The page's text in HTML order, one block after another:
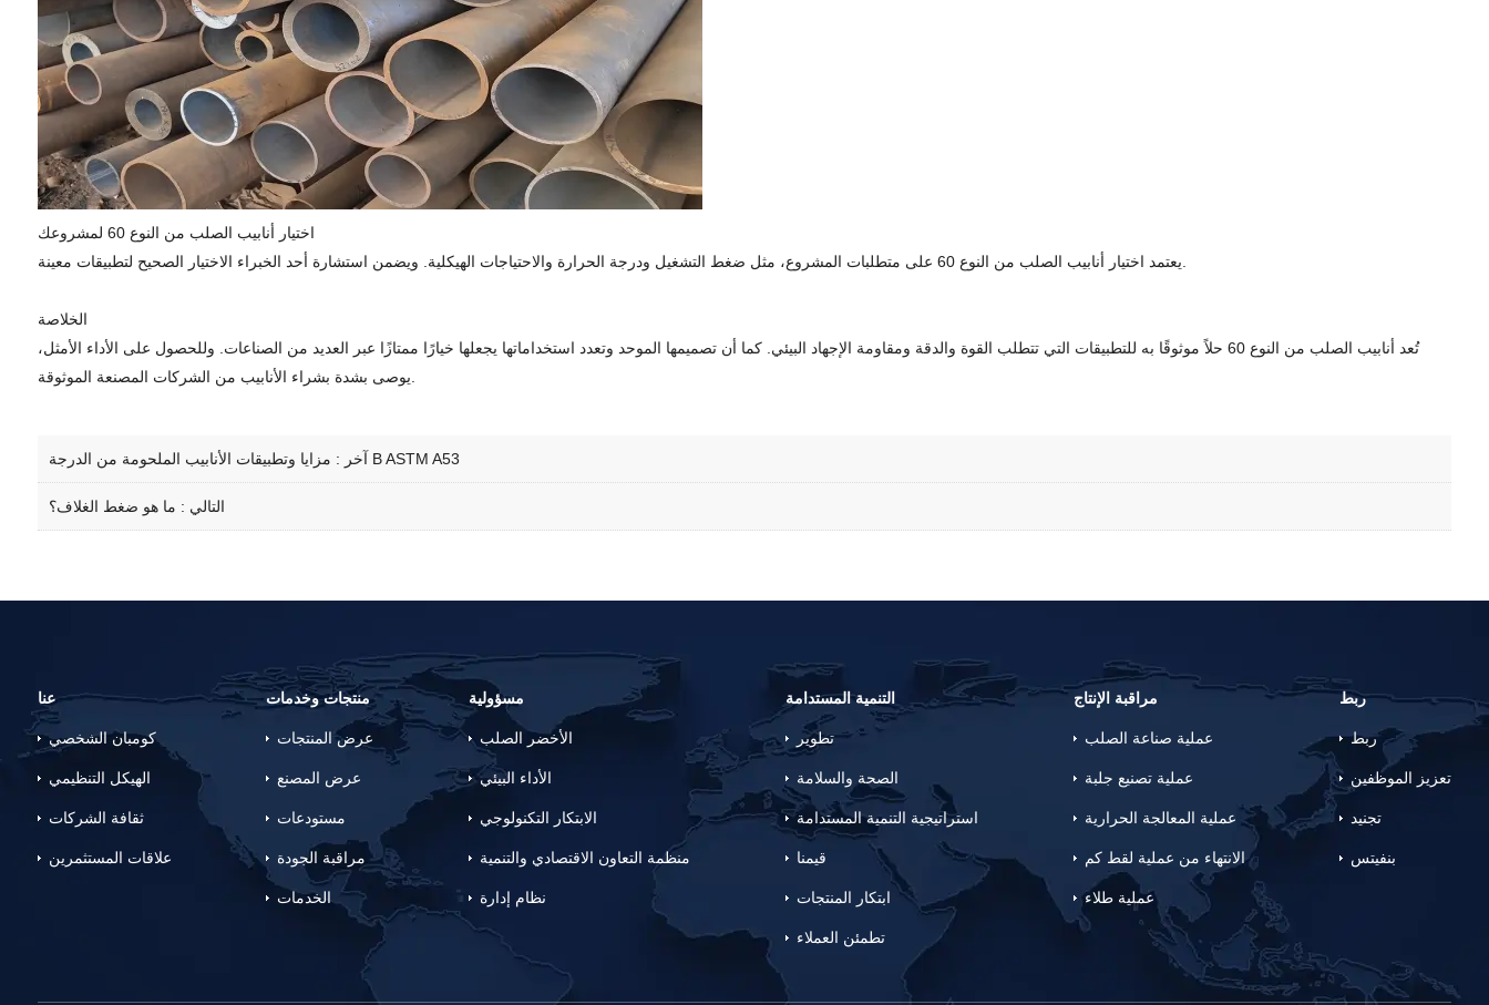
اختيار أنابيب الصلب من النوع 60 لمشروعك
الخلاصة
تُعد أنابيب الصلب من النوع 60 حلاً موثوقًا به للتطبيقات التي تتطلب القوة والدقة ومقاومة الإجهاد البيئي. كما أن تصميمها الموحد وتعدد استخداماتها يجعلها خيارًا ممتازًا عبر العديد من الصناعات. وللحصول على الأداء الأمثل،
آخر : مزايا وتطبيقات الأنابيب الملحومة من الدرجة B ASTM A53
التالي : ما هو ضغط الغلاف؟
عنا
كومبان الشخصي
الهيكل التنظيمي
ثقافة الشركات
علاقات المستثمرين
منتجات وخدمات
عرض المنتجات
عرض المصنع
مستودعات
مراقبة الجودة
الخدمات
مسؤولية
الأخضر الصلب
الأداء البيئي
الابتكار التكنولوجي
منظمة التعاون الاقتصادي والتنمية
نظام إدارة
التنمية المستدامة
تطوير
الصحة والسلامة
استراتيجية التنمية المستدامة
قيمنا
ابتكار المنتجات
تطمئن العملاء
مراقبة الإنتاج
عملية صناعة الصلب
عملية تصنيع جلبة
عملية المعالجة الحرارية
الانتهاء من عملية لقط كم
عملية طلاء
ربط
ربط
تعزيز الموظفين
تجنيد
بنفيتس